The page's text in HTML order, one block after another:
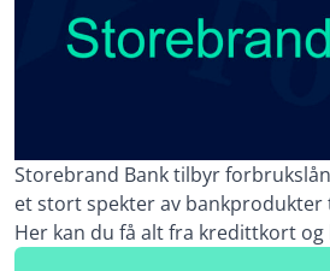
Storebrand Bank tilbyr
et stort spekter av
Her kan du få alt fra kredittkort